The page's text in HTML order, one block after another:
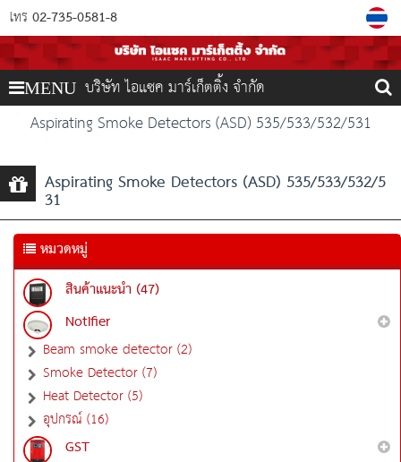
โทร 02-735-0581-8
MENU บริษัท ไอแซค มาร์เก็ตติ้ง จำกัด
Aspirating Smoke Detectors (ASD) 535/533/532/531
Aspirating Smoke Detectors (ASD) 535/533/532/5
31
หมวดหมู่
สินค้าแนะนำ (47)
Notifier
Beam smoke detector (2)
Smoke Detector (7)
Heat Detector (5)
อุปกรณ์ (16)
GST